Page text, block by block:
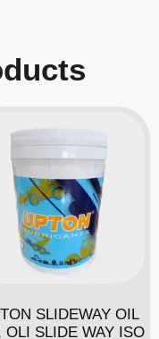
SLIDEWAY OIL
OLI SLIDE WAY ISO